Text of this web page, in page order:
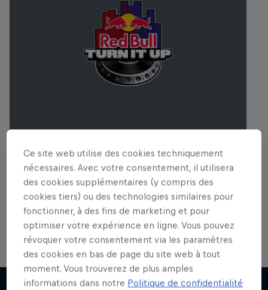
Red Bull Turn It Up
9 Août 2026
MUSIQUE
Upcoming event
All Access : Danitsa
Le Making of Red Bull Symphonic
Ce site web utilise des cookies techniquement
nécessaires. Avec votre consentement, il utilisera
des cookies supplémentaires (y compris des
cookies tiers) ou des technologies similaires pour
fonctionner, à des fins de marketing et pour
optimiser votre expérience en ligne. Vous pouvez
révoquer votre consentement via les paramètres
des cookies en bas de page du site web à tout
moment. Vous trouverez de plus amples
informations dans notre Politique de confidentialité